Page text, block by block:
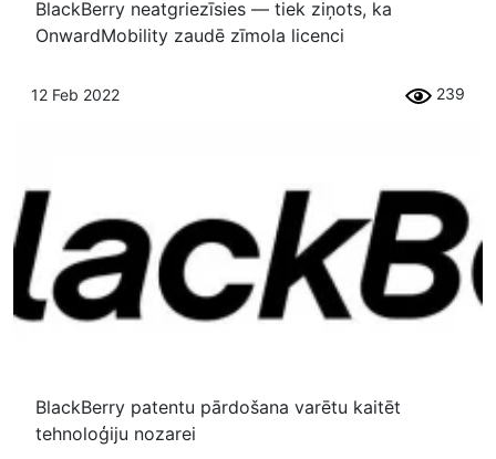
BlackBerry neatgriezīsies — tiek ziņots, ka
OnwardMobility zaudē zīmola licenci
12 Feb 2022 239
BlackBerry patentu pārdošana varētu kaitēt
tehnoloģiju nozarei